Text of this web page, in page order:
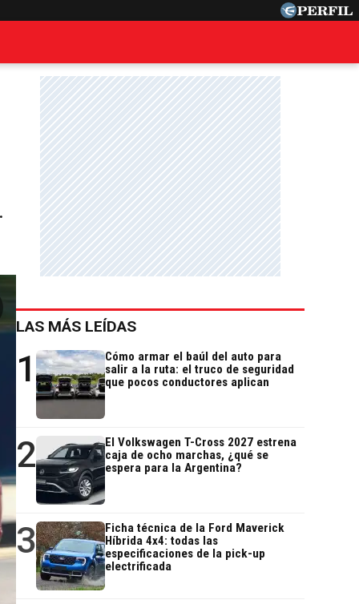
LAS MÁS LEÍDAS
1
Cómo armar el baúl del auto para
salir a la ruta: el truco de seguridad
que pocos conductores aplican
2
El Volkswagen T-Cross 2027 estrena
caja de ocho marchas, ¿qué se
espera para la Argentina?
3
Ficha técnica de la Ford Maverick
Híbrida 4x4: todas las
especificaciones de la pick-up
electrificada